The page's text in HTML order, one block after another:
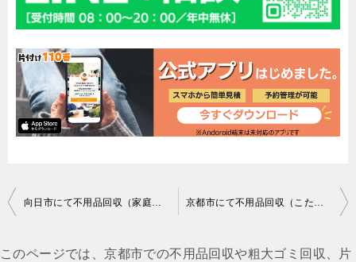
投
ナ
向日市にて不用品回収（家庭ゴミ分別なし）のご依頼 山田様の声 京都市にて不用品回収（こたつ、整理タンス、冷蔵庫）ご依頼の匿名希望様の声
このページでは、京都市での不用品回収や粗大ゴミ回収、片